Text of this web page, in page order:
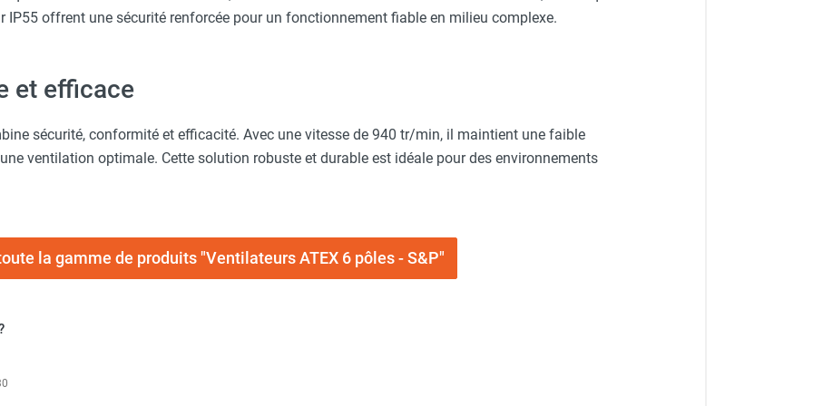
IP55 offrent une sécurité renforcée pour un fonctionnement fiable en milieu complexe.
et efficace
sécurité, conformité et efficacité. Avec une vitesse de 940 tr/min, il maintient une faible
ventilation optimale. Cette solution robuste et durable est idéale pour des environnements
la gamme de produits "Ventilateurs ATEX 6 pôles - S&P"